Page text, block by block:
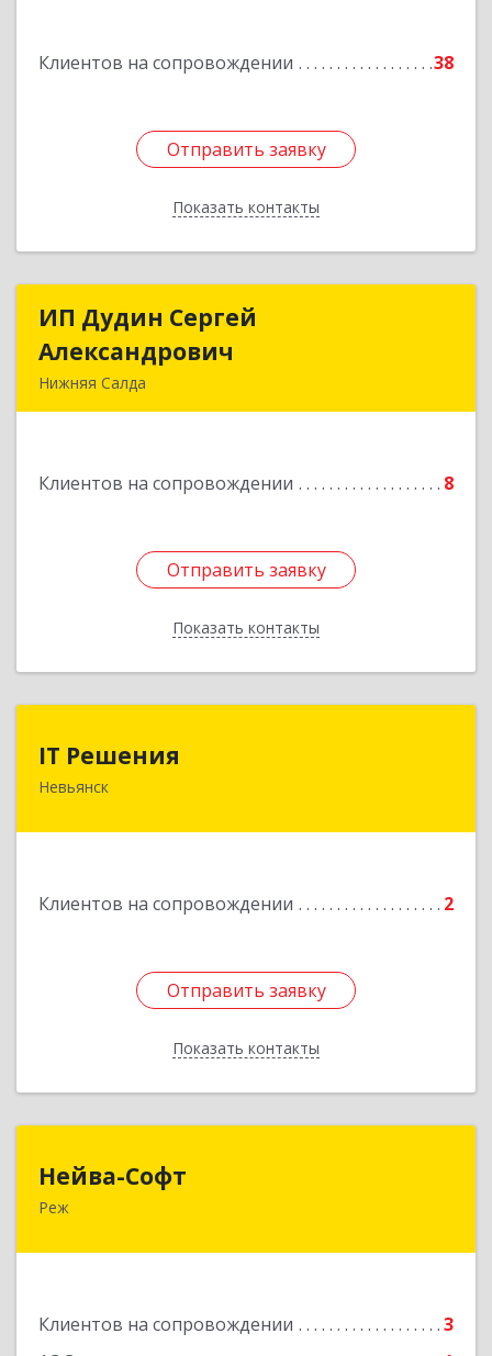
Клиентов на сопровождении 38
Отправить заявку
Показать контакты
Отправить заявку
Назад
ИП Дудин Сергей
Александрович
Нижняя Салда
Клиентов на сопровождении 8
Отправить заявку
Показать контакты
ИП Дудин Сергей
Подробнее
Отправить заявку
Назад
IT Решения
Невьянск
Клиентов на сопровождении 2
Отправить заявку
Показать контакты
Отправить заявку
Назад
Нейва-Софт
Реж
Клиентов на сопровождении
3
623750, Свердловская обл, Режевской р-н, Реж